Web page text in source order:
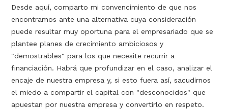
Desde aquí, comparto mi convencimiento de que nos
encontramos ante una alternativa cuya consideración
puede resultar muy oportuna para el empresariado que se
plantee planes de crecimiento ambiciosos y
"demostrables" para los que necesite recurrir a
financiación. Habrá que profundizar en el caso, analizar el
encaje de nuestra empresa y, si esto fuera así, sacudirnos
el miedo a compartir el capital con "desconocidos" que
apuestan por nuestra empresa y convertirlo en respeto.